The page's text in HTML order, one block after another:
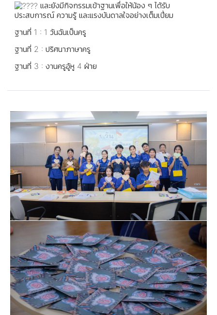
และยังมีกิจกรรมเข้าฐานเพื่อให้น้อง ๆ ได้รับ
ประสบการณ์ ความรู้ และแรงบันดาลใจอย่างเต็มเปี่ยม
ฐานที่ 1 : 1 วันฉันเป็นครู
ฐานที่ 2 : ปริศนาภาษาครู
ฐานที่ 3 : งานครูอู้หู 4 ฝ่าย